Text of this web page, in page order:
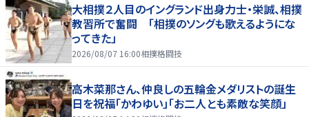
大相撲２人目のイングランド出身力士・栄誠、相撲
教習所で奮闘 「相撲のソングも歌えるようにな
ってきた」
2026/08/07 16:00相撲格闘技
高木菜那さん、仲良しの五輪金メダリストの誕生
日を祝福「かわゆい」「お二人とも素敵な笑顔」